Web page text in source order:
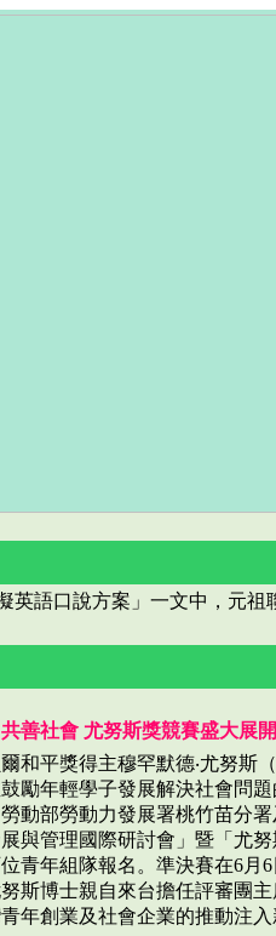
英語口說方案」一文中，元
善社會 尤努斯獎競賽盛大展開
和平獎得主穆罕默德‧尤努斯
勵年輕學子發展解決社會問
動部勞動力發展署桃竹苗分
與管理國際研討會」暨「尤
青年組隊報名。準決賽在6月
斯博士親自來台擔任評審團
年創業及社會企業的推動注入